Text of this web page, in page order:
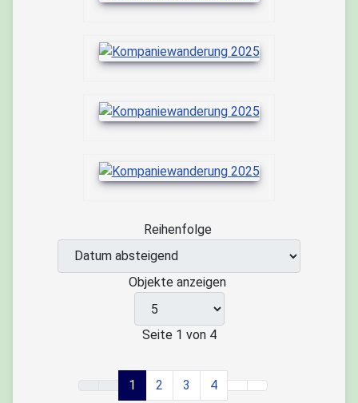
Reihenfolge
Objekte anzeigen
Seite 1 von 4
1 2 3 4